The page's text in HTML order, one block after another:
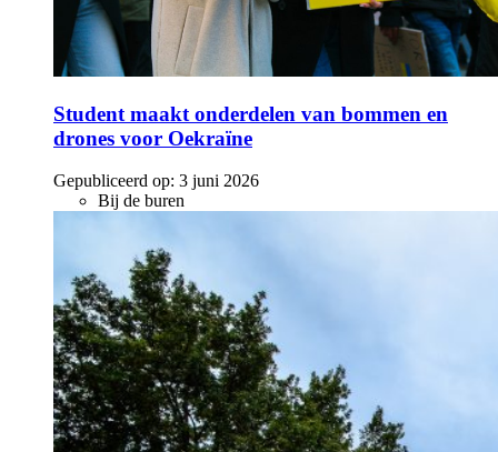
Student maakt onderdelen van bommen en
drones voor Oekraïne
Gepubliceerd op: 3 juni 2026
Bij de buren